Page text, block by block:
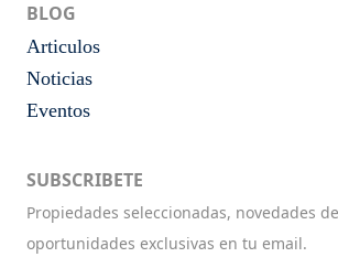
BLOG
Articulos
Noticias
Eventos
SUBSCRIBETE
Propiedades seleccionadas, novedades
oportunidades exclusivas en tu email.